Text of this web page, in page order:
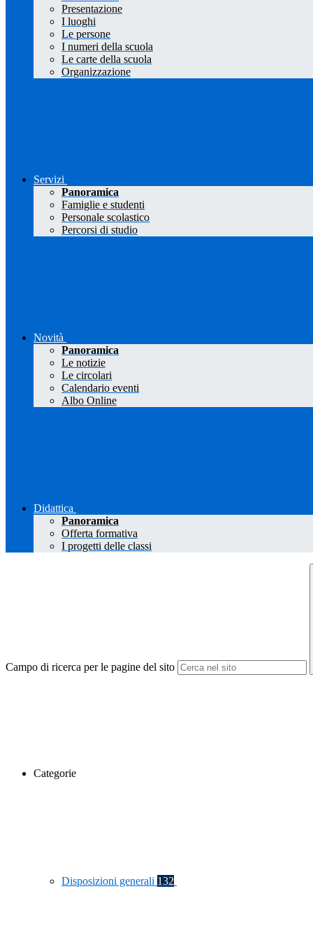
Presentazione
I luoghi
Le persone
I numeri della scuola
Le carte della scuola
Organizzazione
Servizi
Panoramica
Famiglie e studenti
Personale scolastico
Percorsi di studio
Novità
Panoramica
Le notizie
Le circolari
Calendario eventi
Albo Online
Didattica
Panoramica
Offerta formativa
I progetti delle classi
Campo di ricerca per le pagine del sito
Categorie
Disposizioni generali 132